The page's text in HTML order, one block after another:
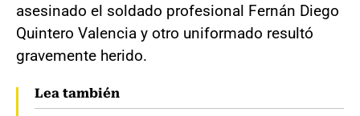
asesinado el soldado profesional Fernán Diego
Quintero Valencia y otro uniformado resultó
gravemente herido.
Lea también